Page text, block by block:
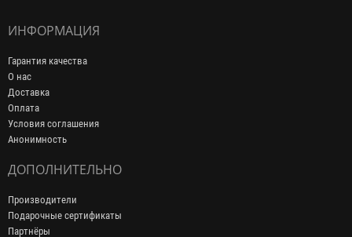
ИНФОРМАЦИЯ
Гарантия качества
О нас
Доставка
Оплата
Условия соглашения
Анонимность
ДОПОЛНИТЕЛЬНО
Производители
Подарочные сертификаты
Партнёры